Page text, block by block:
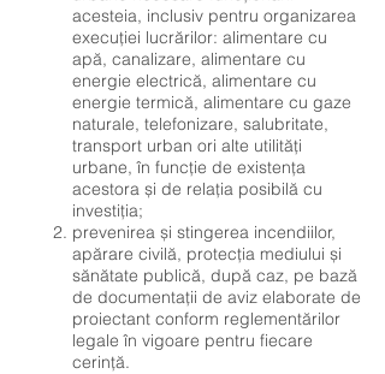
acesteia, inclusiv pentru organizarea
execuției lucrărilor: alimentare cu
apă, canalizare, alimentare cu
energie electrică, alimentare cu
energie termică, alimentare cu gaze
naturale, telefonizare, salubritate,
transport urban ori alte utilități
urbane, în funcție de existența
acestora și de relația posibilă cu
investiția;
prevenirea și stingerea incendiilor,
apărare civilă, protecția mediului și
sănătate publică, după caz, pe bază
de documentații de aviz elaborate de
proiectant conform reglementărilor
legale în vigoare pentru fiecare
cerință.